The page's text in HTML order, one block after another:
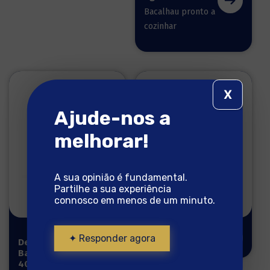
Bacalhau pronto a
cozinhar
Desfiado de
Bacalhau
400g
Ajude-nos a
melhorar!
A sua opinião é fundamental.
Partilhe a sua experiência
connosco em menos de um minuto.
✦ Responder agora
X